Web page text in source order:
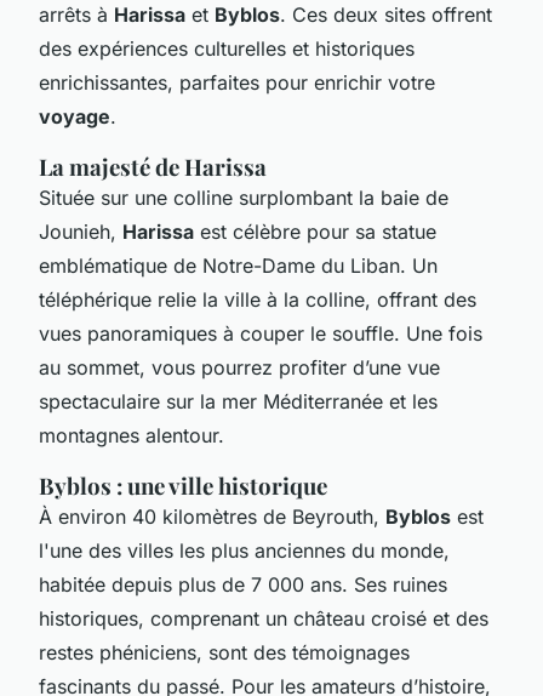
arrêts à Harissa et Byblos. Ces deux sites offrent
des expériences culturelles et historiques
enrichissantes, parfaites pour enrichir votre
voyage.
La majesté de Harissa
Située sur une colline surplombant la baie de
Jounieh, Harissa est célèbre pour sa statue
emblématique de Notre-Dame du Liban. Un
téléphérique relie la ville à la colline, offrant des
vues panoramiques à couper le souffle. Une fois
au sommet, vous pourrez profiter d’une vue
spectaculaire sur la mer Méditerranée et les
montagnes alentour.
Byblos : une ville historique
À environ 40 kilomètres de Beyrouth, Byblos est
l'une des villes les plus anciennes du monde,
habitée depuis plus de 7 000 ans. Ses ruines
historiques, comprenant un château croisé et des
restes phéniciens, sont des témoignages
fascinants du passé. Pour les amateurs d’histoire,